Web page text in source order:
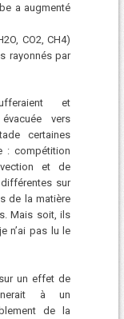
a augmenté
CO2, CH4)
rayonnés par
et
vers
certaines
: compétition
et de
sur
de la matière
Mais soit, ils
n’ai pas lu le
un effet de
à un
de la